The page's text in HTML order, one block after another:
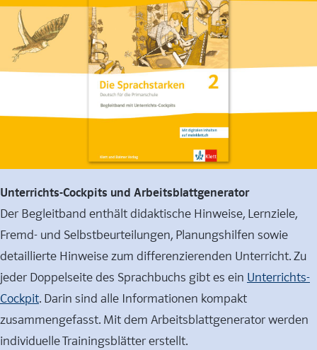
Unterrichts-Cockpits und Arbeitsblattgenerator
Der Begleitband enthält didaktische Hinweise, Lernziele,
Fremd- und Selbstbeurteilungen, Planungshilfen sowie
detaillierte Hinweise zum differenzierenden Unterricht. Zu
jeder Doppelseite des Sprachbuchs gibt es ein Unterrichts-
Cockpit. Darin sind alle Informationen kompakt
zusammengefasst. Mit dem Arbeitsblattgenerator werden
individuelle Trainingsblätter erstellt.